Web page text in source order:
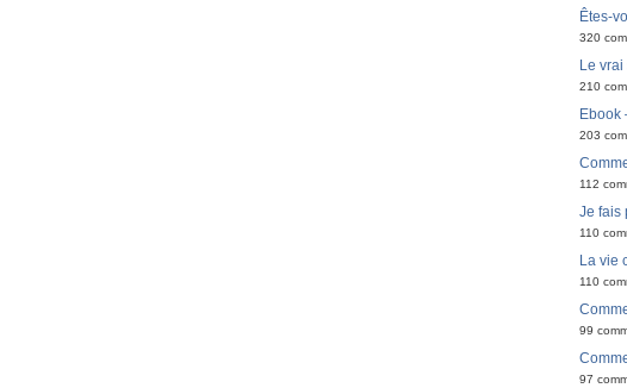
Êtes-
320
Le vrai
210
Ebook
203
112
Je fais
110
La vie
110
99
97